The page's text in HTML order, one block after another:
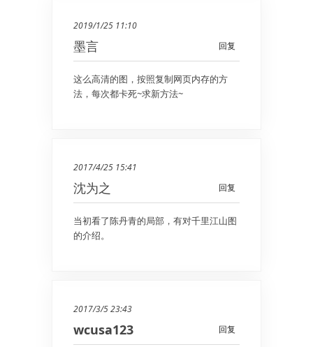
2019/1/25 11:10
回复
墨言
这么高清的图，按照复制网页内存的方
法，每次都卡死~求新方法~
2017/4/25 15:41
回复
沈为之
当初看了陈丹青的局部，有对千里江山图
的介绍。
2017/3/5 23:43
回复
wcusa123